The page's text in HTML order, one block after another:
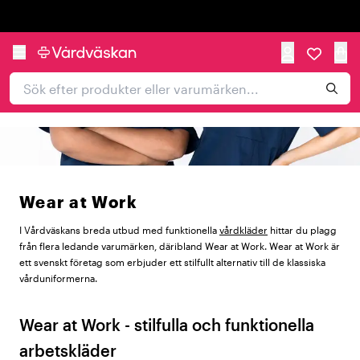
Wear at Work
I Vårdväskans breda utbud med funktionella vårdkläder hittar du plagg
från flera ledande varumärken, däribland Wear at Work. Wear at Work är
ett svenskt företag som erbjuder ett stilfullt alternativ till de klassiska
vårduniformerna.
Wear at Work - stilfulla och funktionella
arbetskläder